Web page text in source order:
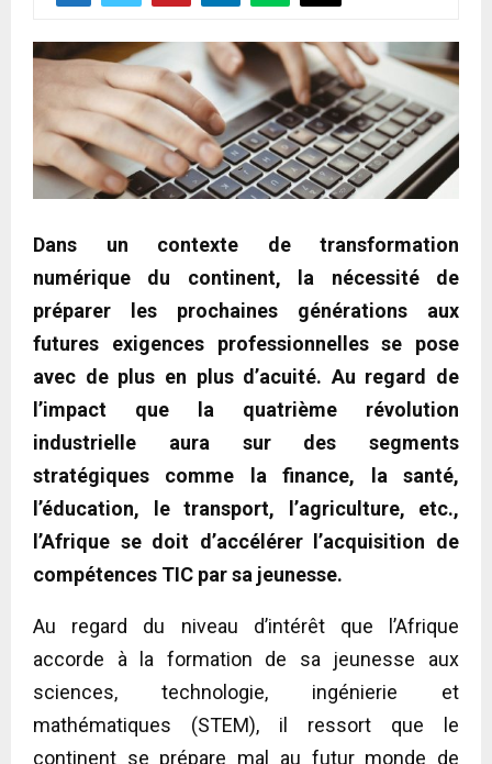
Dans un contexte de transformation
numérique du continent, la nécessité de
préparer les prochaines générations aux
futures exigences professionnelles se pose
avec de plus en plus d’acuité. Au regard de
l’impact que la quatrième révolution
industrielle aura sur des segments
stratégiques comme la finance, la santé,
l’éducation, le transport, l’agriculture, etc.,
l’Afrique se doit d’accélérer l’acquisition de
compétences TIC par sa jeunesse.
Au regard du niveau d’intérêt que l’Afrique
accorde à la formation de sa jeunesse aux
sciences, technologie, ingénierie et
mathématiques (STEM), il ressort que le
continent se prépare mal au futur monde de